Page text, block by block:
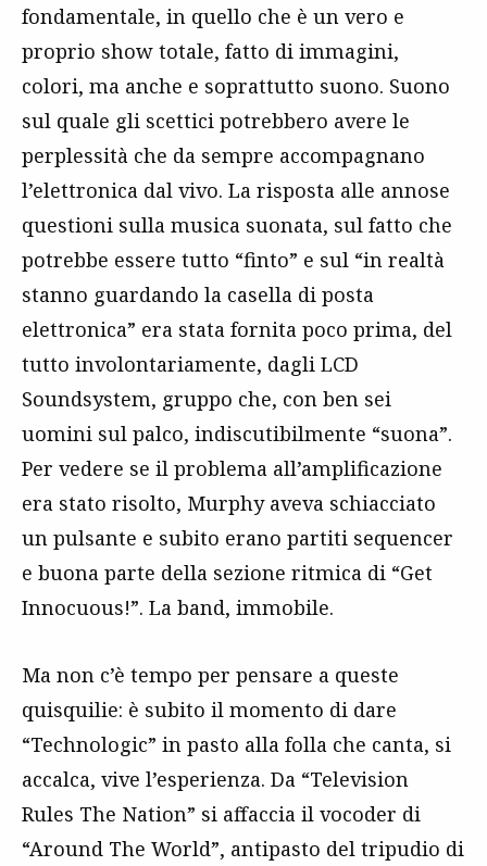
fondamentale, in quello che è un vero e
proprio show totale, fatto di immagini,
colori, ma anche e soprattutto suono. Suono
sul quale gli scettici potrebbero avere le
perplessità che da sempre accompagnano
l’elettronica dal vivo. La risposta alle annose
questioni sulla musica suonata, sul fatto che
potrebbe essere tutto “finto” e sul “in realtà
stanno guardando la casella di posta
elettronica” era stata fornita poco prima, del
tutto involontariamente, dagli LCD
Soundsystem, gruppo che, con ben sei
uomini sul palco, indiscutibilmente “suona”.
Per vedere se il problema all’amplificazione
era stato risolto, Murphy aveva schiacciato
un pulsante e subito erano partiti sequencer
e buona parte della sezione ritmica di “Get
Innocuous!”. La band, immobile.
Ma non c’è tempo per pensare a queste
quisquilie: è subito il momento di dare
“Technologic” in pasto alla folla che canta, si
accalca, vive l’esperienza. Da “Television
Rules The Nation” si affaccia il vocoder di
“Around The World”, antipasto del tripudio di